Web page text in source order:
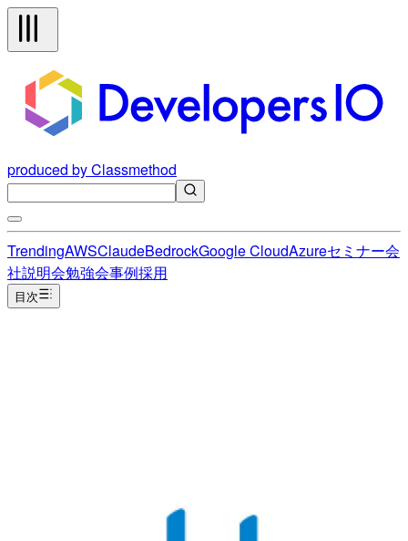
produced by Classmethod
TrendingAWSClaudeBedrockGoogle CloudAzureセミナー会
社説明会勉強会事例採用
目次